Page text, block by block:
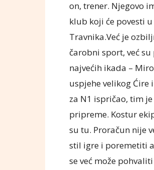
on, trener. Njegovo
klub koji će povesti
Travnika.Već je
čarobni sport, već
najvećih ikada –
uspjehe velikog Ćire
za N1 ispričao, tim
pripreme. Kostur
su tu. Proračun nije
stil igre i poremetiti
se već može